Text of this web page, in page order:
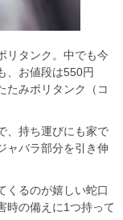
リタンク。中でも今
、お値段は550円
たみポリタンク（コ
、持ち運びにも家で
ャバラ部分を引き伸
くるのが嬉しい蛇口
時の備えに1つ持って